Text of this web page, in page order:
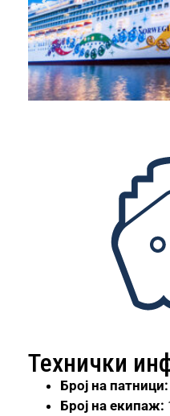
Технички
Број на патници:
Број на екипаж: